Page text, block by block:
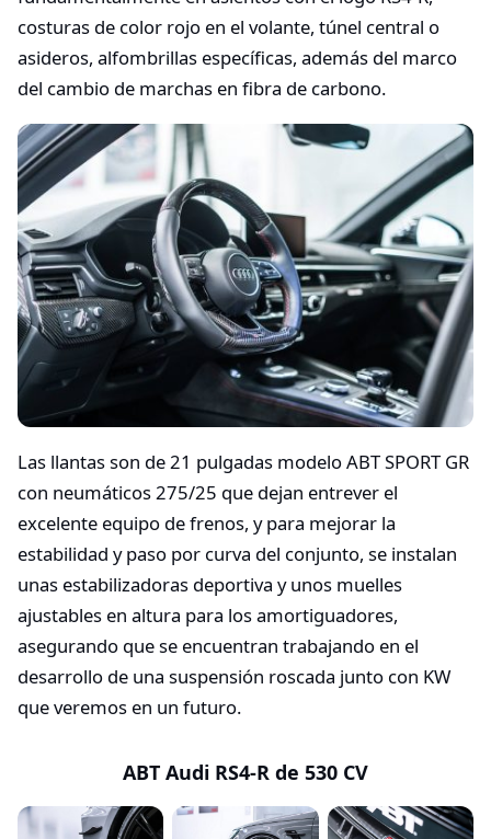
costuras de color rojo en el volante, túnel central o
asideros, alfombrillas específicas, además del marco
del cambio de marchas en fibra de carbono.
Las llantas son de 21 pulgadas modelo ABT SPORT GR
con neumáticos 275/25 que dejan entrever el
excelente equipo de frenos, y para mejorar la
estabilidad y paso por curva del conjunto, se instalan
unas estabilizadoras deportiva y unos muelles
ajustables en altura para los amortiguadores,
asegurando que se encuentran trabajando en el
desarrollo de una suspensión roscada junto con KW
que veremos en un futuro.
ABT Audi RS4-R de 530 CV